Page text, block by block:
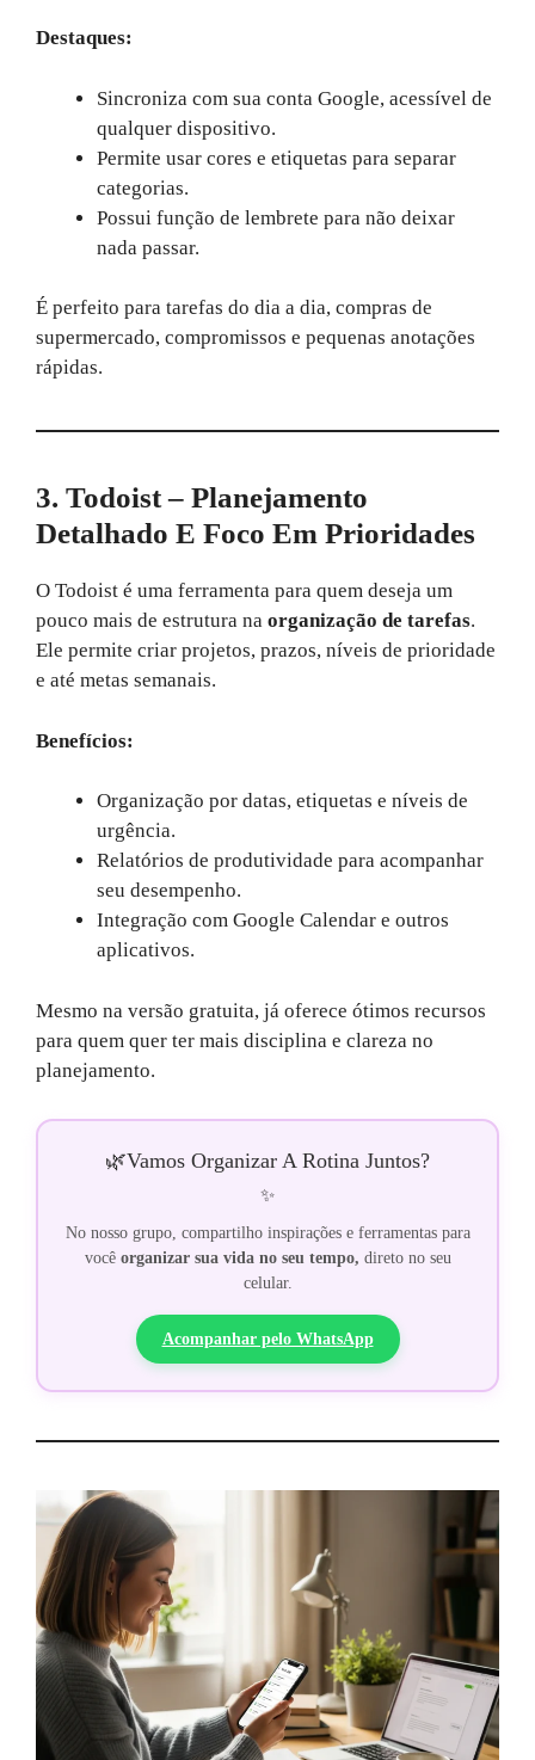
Destaques:
Sincroniza com sua conta Google, acessível de
qualquer dispositivo.
Permite usar cores e etiquetas para separar
categorias.
Possui função de lembrete para não deixar
nada passar.
É perfeito para tarefas do dia a dia, compras de
supermercado, compromissos e pequenas anotações
rápidas.
3. Todoist – Planejamento
Detalhado E Foco Em Prioridades
O Todoist é uma ferramenta para quem deseja um
pouco mais de estrutura na organização de tarefas.
Ele permite criar projetos, prazos, níveis de prioridade
e até metas semanais.
Benefícios:
Organização por datas, etiquetas e níveis de
urgência.
Relatórios de produtividade para acompanhar
seu desempenho.
Integração com Google Calendar e outros
aplicativos.
Mesmo na versão gratuita, já oferece ótimos recursos
para quem quer ter mais disciplina e clareza no
planejamento.
🌿Vamos Organizar A Rotina Juntos?
✨
No nosso grupo, compartilho inspirações e ferramentas para
você organizar sua vida no seu tempo, direto no seu
celular.
Acompanhar pelo WhatsApp